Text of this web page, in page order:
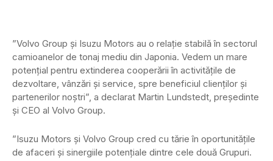
”Volvo Group și Isuzu Motors au o relație stabilă în sectorul
camioanelor de tonaj mediu din Japonia. Vedem un mare
potențial pentru extinderea cooperării în activitățile de
dezvoltare, vânzări și service, spre beneficiul clienților și
partenerilor noștri”, a declarat Martin Lundstedt, președinte
și CEO al Volvo Group.
”Isuzu Motors și Volvo Group cred cu tărie în oportunitățile
de afaceri și sinergiile potențiale dintre cele două Grupuri.